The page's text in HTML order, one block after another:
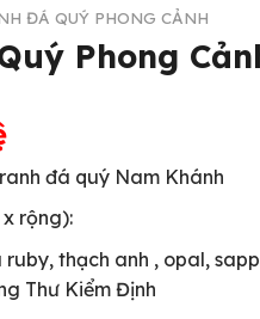
ĐÁ QUÝ PHONG CẢNH
Phong
đá quý Nam Khánh
rộng):
ruby, thạch anh , opal,
Thư Kiểm Định